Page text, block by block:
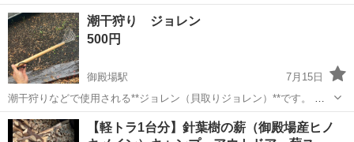
に、炭や薪をガシッと掴むのにぴったりな鉄製の火バサミ（炭トン
グ）です。 1個【100円】の格安価格でお譲りいたします！ 在庫も複
数ございますので、グループでの...
静岡 御殿場市 御殿場駅
潮干狩り ジョレン
500円
御殿場駅
7月15日
潮干狩りなどで使用される**ジョレン（貝取りジョレン）**です。 女
性やお子様にも使いやすい 錆に強いステンレス製です。 貝入れネット
や軍手がセットになっている商品もあります。 潮干狩りや水辺でのレ
静岡 御殿場市 御殿場駅 その他 ジョレン
⁠【軽トラ1台分】針葉樹の薪（御殿場産ヒノ